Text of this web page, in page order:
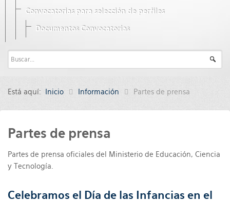
Convocatorias para selección de perfiles
Documentos Convocatorias
Está aquí: Inicio Información Partes de prensa
Partes de prensa
Partes de prensa oficiales del Ministerio de Educación, Ciencia
y Tecnología.
Celebramos el Día de las Infancias en el